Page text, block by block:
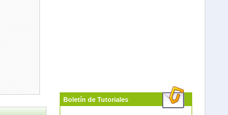
Boletín de Tutoriales